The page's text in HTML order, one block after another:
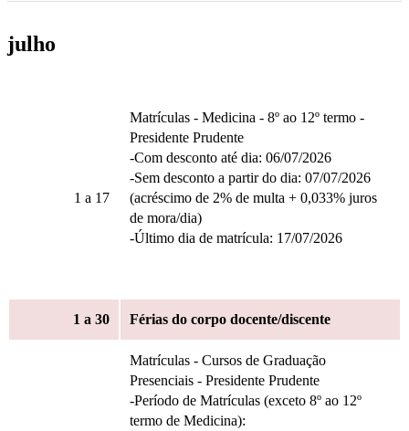
julho
1 a 17
Matrículas - Medicina - 8º ao 12º termo -
Presidente Prudente
-Com desconto até dia: 06/07/2026
-Sem desconto a partir do dia: 07/07/2026
(acréscimo de 2% de multa + 0,033% juros
de mora/dia)
-Último dia de matrícula: 17/07/2026
1 a 30 Férias do corpo docente/discente
Matrículas - Cursos de Graduação
Presenciais - Presidente Prudente
-Período de Matrículas (exceto 8º ao 12º
termo de Medicina):